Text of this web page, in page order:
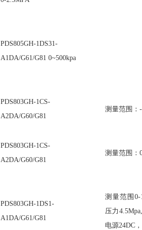
PDS805GH-1DS31-
A1DA/G61/G81 0~500kpa
PDS803GH-1CS-
A2DA/G60/G81
测量范围：
PDS803GH-1CS-
A2DA/G60/G81
测量范围：
PDS803GH-1DS1-
A1DA/G61/G81
测量范围 0-
压力
电源24DC